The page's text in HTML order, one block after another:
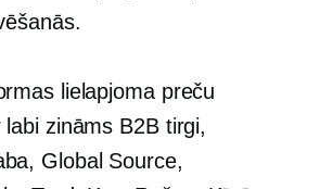
lielapjoma preču
labi zināms B2B tirgi,
Global Source,